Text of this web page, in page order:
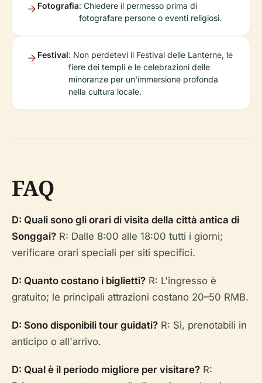
Fotografia: Chiedere il permesso prima di
fotografare persone o eventi religiosi.
Festival: Non perdetevi il Festival delle Lanterne, le
fiere dei templi e le celebrazioni delle
minoranze per un'immersione profonda
nella cultura locale.
FAQ
D: Quali sono gli orari di visita della città antica di
Songgai? R: Dalle 8:00 alle 18:00 tutti i giorni;
verificare orari speciali per siti specifici.
D: Quanto costano i biglietti? R: L'ingresso è
gratuito; le principali attrazioni costano 20–50 RMB.
D: Sono disponibili tour guidati? R: Sì, prenotabili in
anticipo o all'arrivo.
D: Qual è il periodo migliore per visitare? R: